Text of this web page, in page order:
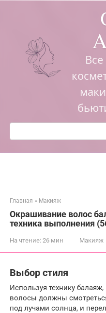
Поиск:
Главная » Макияж
Окрашивание волос
техника выполнения
На чтение: 26 мин Макияж
Выбор стиля
Используя технику
волосы должны
под лучами солнца, и